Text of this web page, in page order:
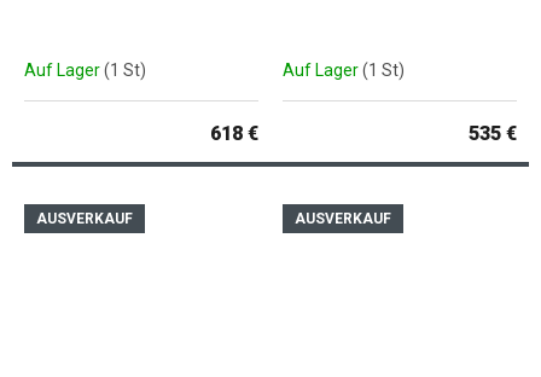
Auf Lager(1 St)
618 €
Auf Lager(1 St)
535 €
AUSVERKAUF AUSVERKAUF